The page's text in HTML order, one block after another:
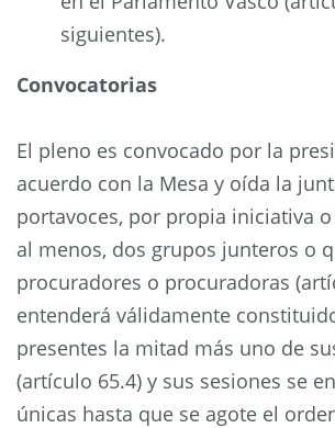
siguientes).
Convocatorias
El pleno es convocado por la
acuerdo con la Mesa y oída la
portavoces, por propia iniciativa
al menos, dos grupos junteros o
procuradores o procuradoras
entenderá válidamente
presentes la mitad más uno de
(artículo 65.4) y sus sesiones se
únicas hasta que se agote el